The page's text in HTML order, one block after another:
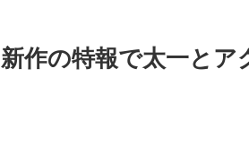
作の特報で太一と